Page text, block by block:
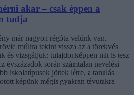
akar – csak éppen a
tudja
már nagyon régóta velünk van,
múltra tekint vissza az a törekvés,
és vizsgáljuk: tulajdonképpen mit is tesz
évszázadok során számtalan nevelési
iskolatípusok jöttek létre, a tanulás
képünk mégis gyakran tévutakra